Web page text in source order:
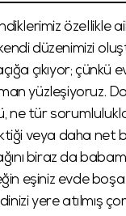
özellikle
düzenimizi
çıkıyor; çünkü
yüzleşiyoruz.
ne tür
veya daha net
biraz da
eşiniz evde boşa
yere atılmış